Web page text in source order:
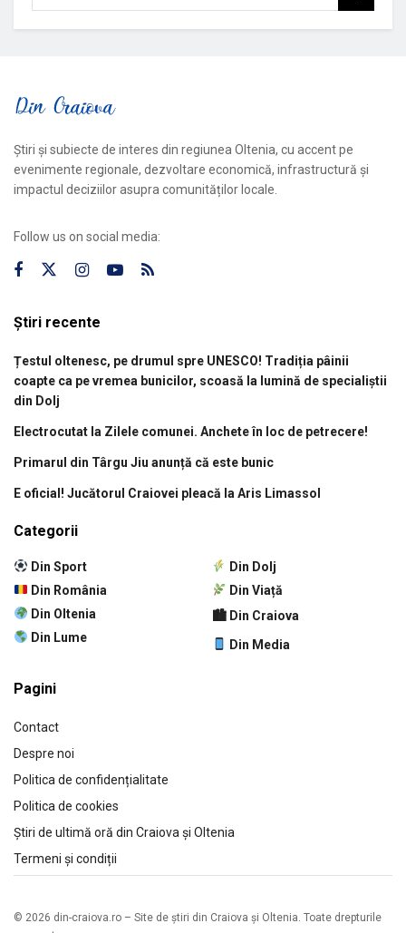
Știri și subiecte de interes din regiunea Oltenia, cu accent pe
evenimente regionale, dezvoltare economică, infrastructură și
impactul deciziilor asupra comunităților locale.
Follow us on social media:
Știri recente
Țestul oltenesc, pe drumul spre UNESCO! Tradiția pâinii
coapte ca pe vremea bunicilor, scoasă la lumină de specialiștii
din Dolj
Electrocutat la Zilele comunei. Anchete în loc de petrecere!
Primarul din Târgu Jiu anunță că este bunic
E oficial! Jucătorul Craiovei pleacă la Aris Limassol
Categorii
Din Sport
Din România
Din Oltenia
Din Lume
Din Dolj
Din Viață
🏙 Din Craiova
Din Media
Pagini
Contact
Despre noi
Politica de confidențialitate
Politica de cookies
Știri de ultimă oră din Craiova și Oltenia
Termeni și condiții
© 2026 din-craiova.ro – Site de știri din Craiova și Oltenia. Toate drepturile